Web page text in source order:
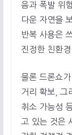
음과 폭발 위
다운 자연을
반복 사용은
진정한 친환
물론 드론쇼
거리 확보, 그
취소 가능성
고 있는 것은